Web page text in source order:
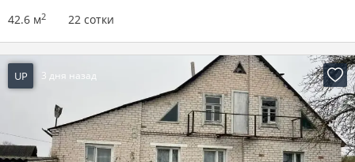
42.6 м2 22 сотки
UP 3 дня назад